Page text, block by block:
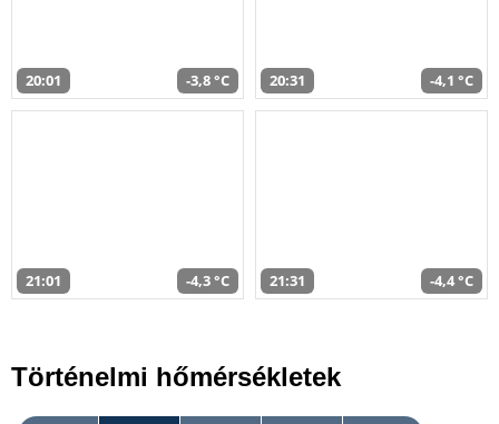
20:01 -3,8 °C 20:31 -4,1 °C
21:01 -4,3 °C 21:31 -4,4 °C
Történelmi hőmérsékletek